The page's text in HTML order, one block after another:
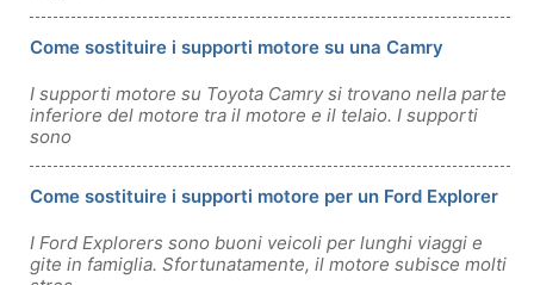
Come sostituire i supporti motore su una Camry
I supporti motore su Toyota Camry si trovano nella parte
inferiore del motore tra il motore e il telaio. I supporti
sono
Come sostituire i supporti motore per un Ford Explorer
I Ford Explorers sono buoni veicoli per lunghi viaggi e
gite in famiglia. Sfortunatamente, il motore subisce molti